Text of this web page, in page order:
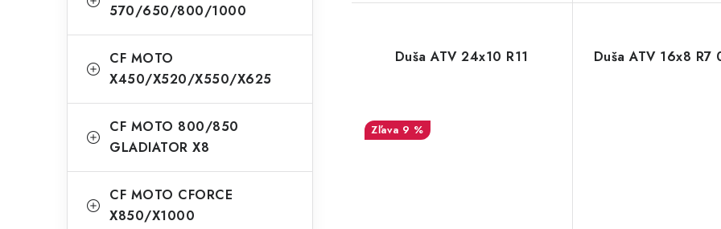
570/650/800/1000
CF MOTO
X450/X520/X550/X625
CF MOTO 800/850
GLADIATOR X8
CF MOTO CFORCE
X850/X1000
Duša ATV 24x10 R11
9 %
Duša ATV 16x8 R7